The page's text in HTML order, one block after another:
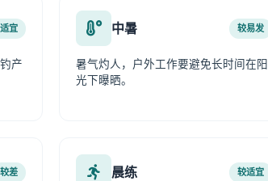
宜
产
中暑 较易发
暑气灼人，户外工作要避免长时间在阳
光下曝晒。
较差 晨练 较适宜